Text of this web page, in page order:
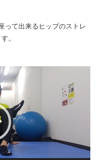
って出来るヒップのストレ
。